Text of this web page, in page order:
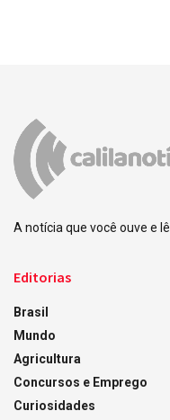
A notícia que você ouve e lê.
Editorias
Brasil
Mundo
Agricultura
Concursos e Emprego
Curiosidades